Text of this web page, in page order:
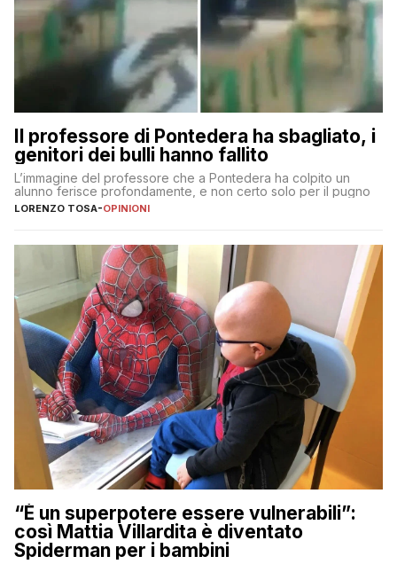
Il professore di Pontedera ha sbagliato, i
genitori dei bulli hanno fallito
L’immagine del professore che a Pontedera ha colpito un
alunno ferisce profondamente, e non certo solo per il pugno
LORENZO TOSA-OPINIONI
“È un superpotere essere vulnerabili”:
così Mattia Villardita è diventato
Spiderman per i bambini